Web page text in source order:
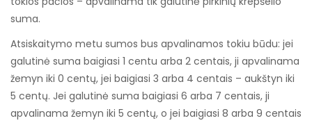
suma.
Atsiskaitymo metu sumos bus apvalinamos tokiu būdu: jei
galutinė suma baigiasi 1 centu arba 2 centais, ji apvalinama
žemyn iki 0 centų, jei baigiasi 3 arba 4 centais – aukštyn iki
5 centų. Jei galutinė suma baigiasi 6 arba 7 centais, ji
apvalinama žemyn iki 5 centų, o jei baigiasi 8 arba 9 centais